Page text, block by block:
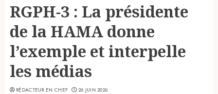
RGPH-3 : La présidente
de la HAMA donne
l’exemple et interpelle
les médias
RÉDACTEUR EN CHEF 26 JUIN 2026